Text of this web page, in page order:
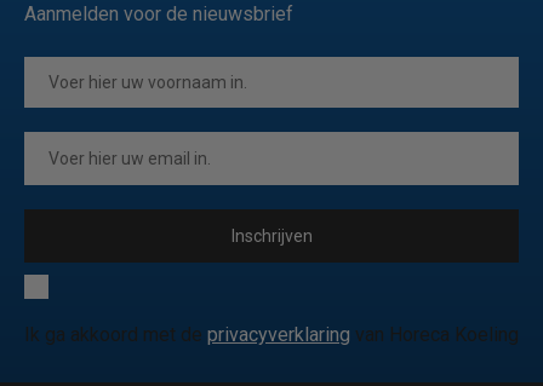
Aanmelden voor de nieuwsbrief
Inschrijven
Ik ga akkoord met de privacyverklaring van Horeca Koeling